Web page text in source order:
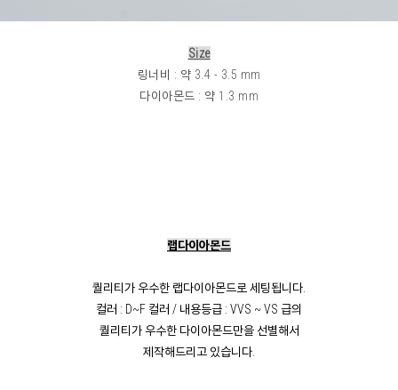
Size
링너비 : 약 3.4 - 3.5 mm
다이아몬드 : 약 1.3 mm
랩다이아몬드
퀄리티가 우수한 랩다이아몬드로 세팅됩니다.
컬러 : D~F 컬러 / 내용등급 : VVS ~ VS 급의
퀄리티가 우수한 다이아몬드만을 선별해서
제작해드리고 있습니다.